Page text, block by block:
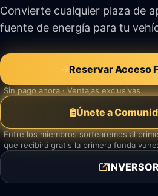
Convierte cualquier plaza de
fuente de energía para tu
Reservar Acceso
Sin pago ahora · Ventajas exclusivas
Únete a
Entre los miembros sortearemos al
que recibirá gratis la primera funda